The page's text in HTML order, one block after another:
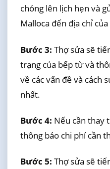
chóng lên lịch hẹn và
Malloca đến địa chỉ
Bước 3: Thợ sửa sẽ
trạng của bếp từ và
về các vấn đề và cách
nhất.
Bước 4: Nếu cần thay
thông báo chi phí cần
Bước 5: Thợ sửa sẽ